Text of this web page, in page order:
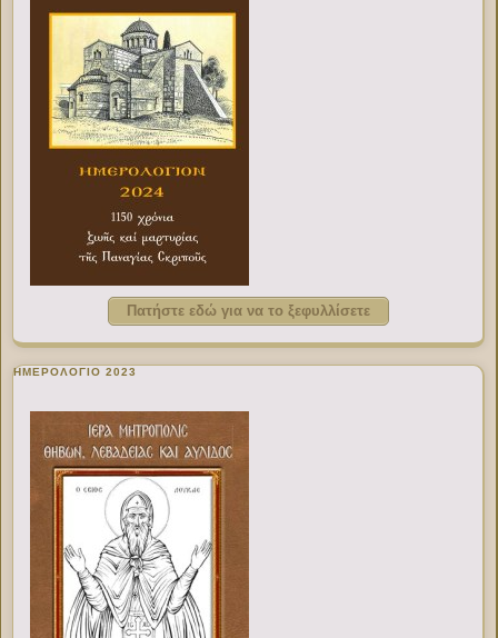
Πατήστε εδώ για να το ξεφυλλίσετε
ΗΜΕΡΟΛΟΓΙΟ 2023